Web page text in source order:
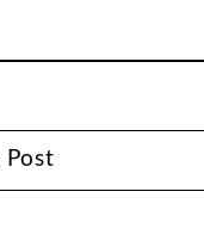
Post